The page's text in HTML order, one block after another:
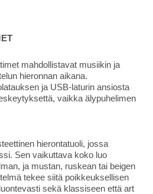
mahdollistavat musiikin ja
hieronnan aikana.
ja USB-laturin ansiosta
vaikka älypuhelimen
hierontatuoli, jossa
Sen vaikuttava koko luo
ja mustan, ruskean tai beigen
tekee siitä poikkeuksellisen
sekä klassiseen että art